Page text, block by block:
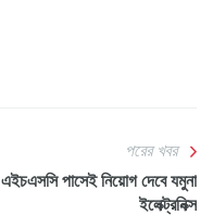
পরের খবর
এইচএসসি পাসেই নিয়োগ দেবে যমুনা
ইলেক্ট্রনিক্স